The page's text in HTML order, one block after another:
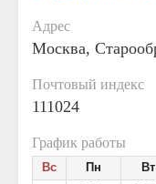
Адрес
Москва,
Почтовый индекс
111024
График работы
Вс Пн Вт